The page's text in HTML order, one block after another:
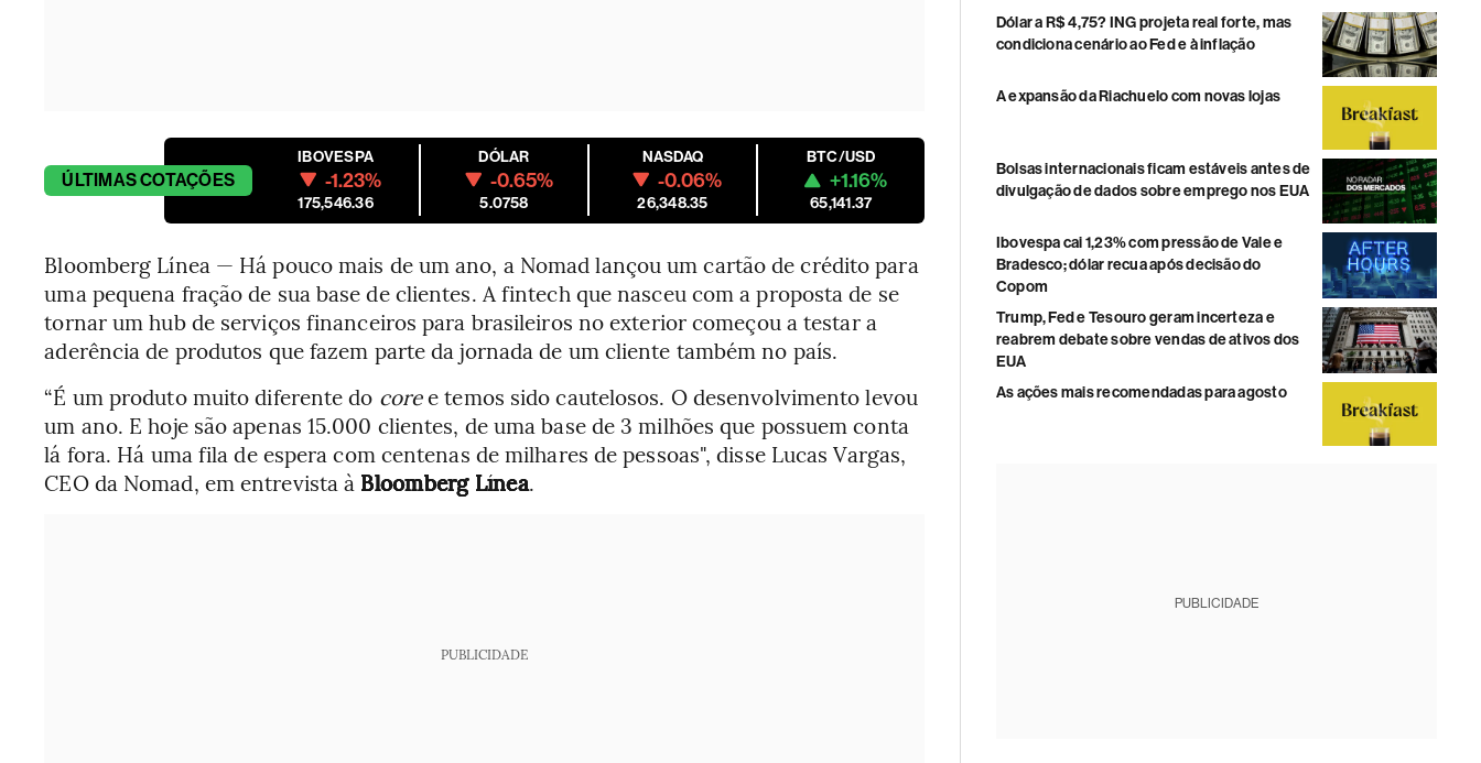
ÚLTIMASCOTAÇÕES
IBOVESPA
-1.23%
175,546.36
DÓLAR
-0.65%
5.0758
NASDAQ
-0.06%
26,348.35
BTC/USD
+1.16%
65,141.37
Bloomberg Línea — Há pouco mais de um ano, a Nomad lançou um cartão de crédito para
uma pequena fração de sua base de clientes. A fintech que nasceu com a proposta de se
tornar um hub de serviços financeiros para brasileiros no exterior começou a testar a
aderência de produtos que fazem parte da jornada de um cliente também no país.
“É um produto muito diferente do coree temos sido cautelosos. O desenvolvimento levou
um ano. E hoje são apenas 15.000 clientes, de uma base de 3 milhões que possuem conta
lá fora. Há uma fila de espera com centenas de milhares de pessoas", disse Lucas Vargas,
CEO da Nomad, em entrevista à Bloomberg Línea.
PUBLICIDADE
Dólar a R$ 4,75? ING projeta real forte, mas
condiciona cenário ao Fed e à inflação
A expansão da Riachuelo com novas lojas
Bolsas internacionais ficam estáveis antes de
divulgação de dados sobre emprego nos EUA
Ibovespa cai 1,23% com pressão de Vale e
Bradesco; dólar recua após decisão do
Copom
Trump, Fed e Tesouro geram incerteza e
reabrem debate sobre vendas de ativos dos
EUA
As ações mais recomendadas para agosto
PUBLICIDADE